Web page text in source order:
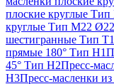
плоские круглые
круглые Тип M22
шестигранные Тип
прямые 180° Тип H1
45° Тип H2Пресс-
H3Пресс-масленки